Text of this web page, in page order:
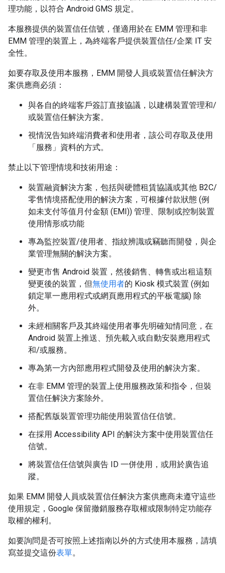
理功能，以符合 Android GMS 規定。
本服務提供的裝置信任信號，僅適用於在 EMM 管理和非
EMM 管理的裝置上，為終端客戶提供裝置信任/企業 IT 安
全性。
如要存取及使用本服務，EMM 開發人員或裝置信任解決方
案供應商必須：
與各自的終端客戶簽訂直接協議，以建構裝置管理和/
或裝置信任解決方案。
視情況告知終端消費者和使用者，該公司存取及使用
「服務」資料的方式。
禁止以下管理情境和技術用途：
裝置融資解決方案，包括與硬體租賃協議或其他 B2C/
零售情境搭配使用的解決方案，可根據付款狀態 (例
如未支付等值月付金額 (EMI)) 管理、限制或控制裝置
使用情形或功能
專為監控裝置/使用者、指紋辨識或竊聽而開發，與企
業管理無關的解決方案。
變更市售 Android 裝置，然後銷售、轉售或出租這類
變更後的裝置，但無使用者的 Kiosk 模式裝置 (例如
鎖定單一應用程式或網頁應用程式的平板電腦) 除
外。
未經相關客戶及其終端使用者事先明確知情同意，在
Android 裝置上推送、預先載入或自動安裝應用程式
和/或服務。
專為第一方內部應用程式開發及使用的解決方案。
在非 EMM 管理的裝置上使用服務政策和指令，但裝
置信任解決方案除外。
搭配舊版裝置管理功能使用裝置信任信號。
在採用 Accessibility API 的解決方案中使用裝置信任
信號。
將裝置信任信號與廣告 ID 一併使用，或用於廣告追
蹤。
如果 EMM 開發人員或裝置信任解決方案供應商未遵守這些
使用規定，Google 保留撤銷服務存取權或限制特定功能存
取權的權利。
如要詢問是否可按照上述指南以外的方式使用本服務，請填
寫並提交這份表單。